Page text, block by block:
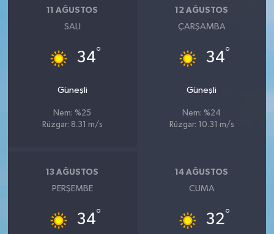
11 AĞUSTOS
SALI
34°
Güneşli
Nem: %25
Rüzgar: 8.31 m/s
12 AĞUSTOS
ÇARŞAMBA
34°
Güneşli
Nem: %24
Rüzgar: 10.31 m/s
13 AĞUSTOS
PERŞEMBE
34°
14 AĞUSTOS
CUMA
32°